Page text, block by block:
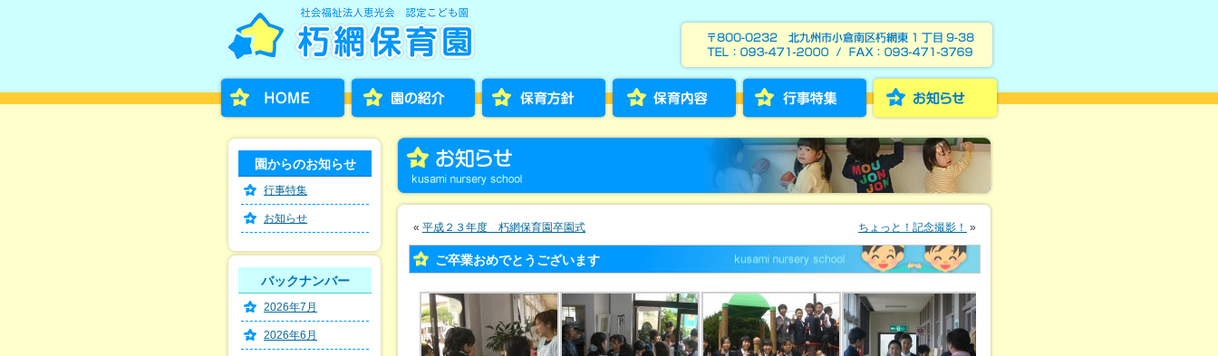
« 平成２３年度 朽網保育園卒園式 ちょっと！記念撮影！ »
ご卒業おめでとうございます
園からのお知らせ
行事特集
お知らせ
バックナンバー
2026年7月
2026年6月